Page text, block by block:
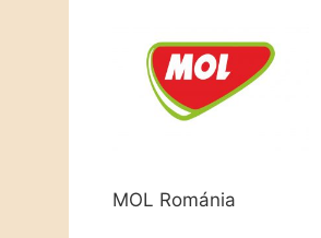
MOL Románia